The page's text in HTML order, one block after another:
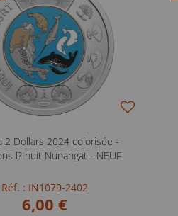
2 Dollars 2024 colorisée -
l?Inuit Nunangat - NEUF
Réf. : IN1079-2402
6,00 €